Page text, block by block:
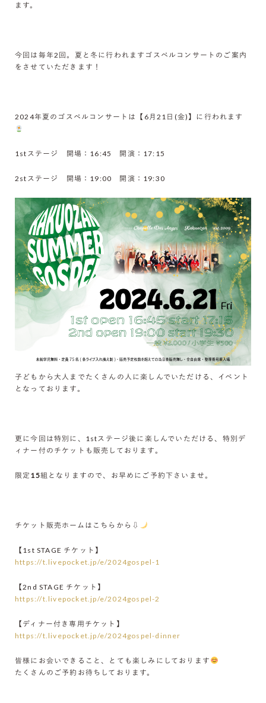
ます。
今回は毎年2回。夏と冬に行われますゴスペルコンサートのご案内
をさせていただきます！
2024年夏のゴスペルコンサートは【6月21日(金)】に行われます
1stステージ 開場：16:45 開演：17:15
2stステージ 開場：19:00 開演：19:30
子どもから大人までたくさんの人に楽しんでいただける、イベント
となっております。
更に今回は特別に、1stステージ後に楽しんでいただける、特別デ
ィナー付のチケットも販売しております。
限定15組 となりますので、お早めにご予約下さいませ。
チケット販売ホームはこちらから⇩
【1st STAGE チケット】
https://t.livepocket.jp/e/2024gospel-1
【2nd STAGE チケット】
https://t.livepocket.jp/e/2024gospel-2
【ディナー付き専用チケット】
https://t.livepocket.jp/e/2024gospel-dinner
皆様にお会いできること、とても楽しみにしております
たくさんのご予約お待ちしております。